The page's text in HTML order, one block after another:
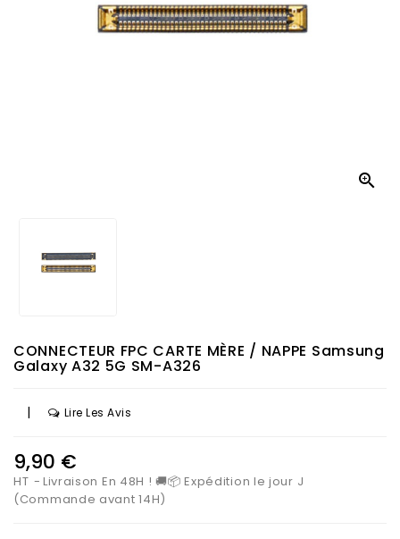

CONNECTEUR FPC CARTE MÈRE / NAPPE Samsung
Galaxy A32 5G SM-A326
| Lire Les Avis
9,90 €
HT
Livraison En 48H ! 🚚📦 Expédition le jour J
(Commande avant 14H)